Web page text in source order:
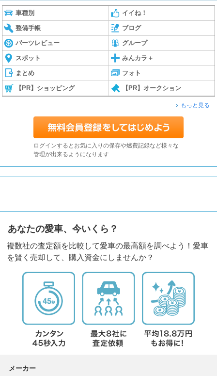
車種別 イイね！
整備手帳 ブログ
パーツレビュー グループ
スポット みんカラ＋
まとめ フォト
【PR】ショッピング 【PR】オークション
もっと見る
ログインするとお気に入りの保存や燃費記録など様々な
管理が出来るようになります
あなたの愛車、今いくら？
複数社の査定額を比較して愛車の最高額を調べよう！愛車
を賢く売却して、購入資金にしませんか？
メーカー